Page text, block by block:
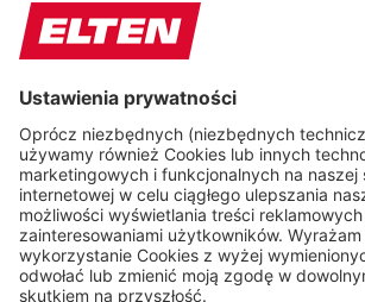
READ PAGE MUTE SOUNDS
Reset Settings